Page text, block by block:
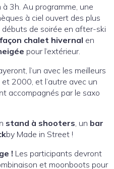
à 3h. Au programme, une
à ciel ouvert des plus
de soirée en after-ski
chalet hivernal en
pour l’extérieur.
l’un avec les meilleurs
2000, et l’autre avec un
accompagnés par le saxo
stand à shooters , un bar
by Made in Street !
! Les participants devront
et moonboots pour